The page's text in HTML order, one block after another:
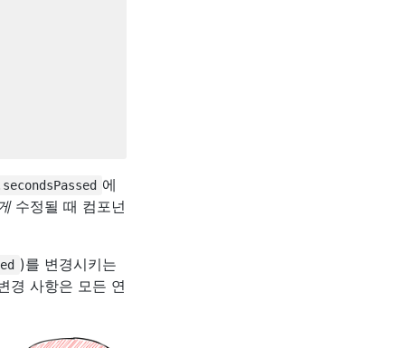
에
수정될 때 컴포넌
)를 변경시키는
경 사항은 모든 연